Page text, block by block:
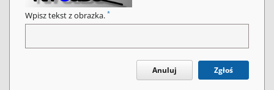
Wpisz tekst z obrazka. *
Anuluj Zgłoś